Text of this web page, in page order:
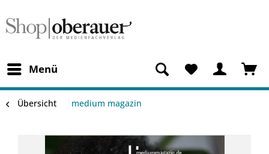
Menü
Übersicht medium magazin